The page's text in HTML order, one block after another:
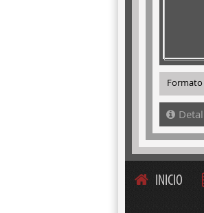
Formato
INICIO